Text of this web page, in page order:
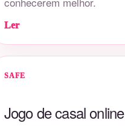
Ler
SAFE
Jogo de casal online